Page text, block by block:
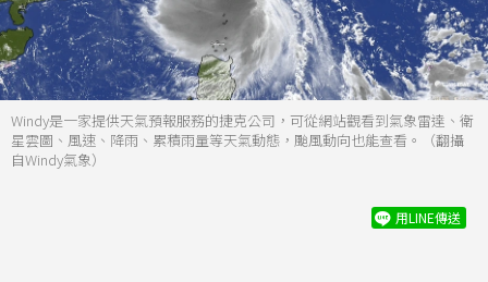
Windy是一家提供天氣預報服務的捷克公司，可從網站觀看到氣象雷達、衛
星雲圖、風速、降雨、累積雨量等天氣動態，颱風動向也能查看。（翻攝
自Windy氣象）
用LINE傳送